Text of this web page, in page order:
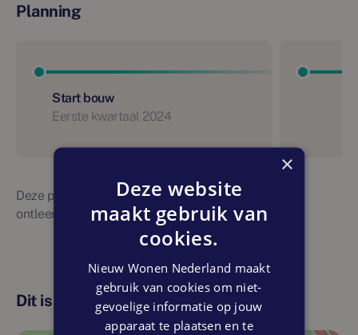
Planning
Start bouw
Eerste kwartaal 2024
Deze planning is indicatief. Er kunnen geen rechten
ontleend worden aan bovenstaande planning
Dit is de locatie
×
Deze website
maakt gebruik van
cookies.
Nieuw Wonen Nederland maakt
gebruik van cookies om niet-
gevoelige informatie op jouw
apparaat te plaatsen en te